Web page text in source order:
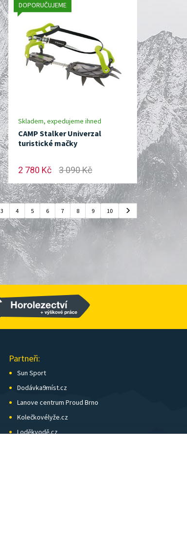
DOPORUČUJEME
Skladem, expedujeme ihned
CAMP Stalker Univerzal
turistické mačky
2 780 Kč 3 090 Kč
3 4 5 6 7 8 9 10
Partneři:
Sun Sport
Dodávka9míst.cz
Lanove centrum Proud Brno
Kolečkovélyže.cz
Loděkvodě.cz